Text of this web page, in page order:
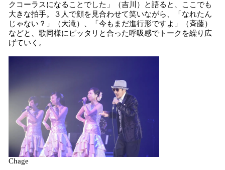
クコーラスになることでした」（吉川）と語ると、ここでも
大きな拍手。３人で顔を見合わせて笑いながら、「なれたん
じゃない？」（大滝）、「今もまだ進行形ですよ」（斉藤）
などと、歌同様にピッタリと合った呼吸感でトークを繰り広
げていく。
Chage